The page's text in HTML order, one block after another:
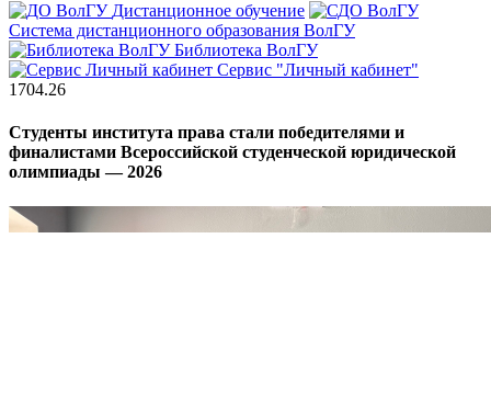
Дистанционное обучение
Система дистанционного образования ВолГУ
Библиотека ВолГУ
Сервис "Личный кабинет"
1704.26
Студенты института права стали победителями и
финалистами Всероссийской студенческой юридической
олимпиады — 2026